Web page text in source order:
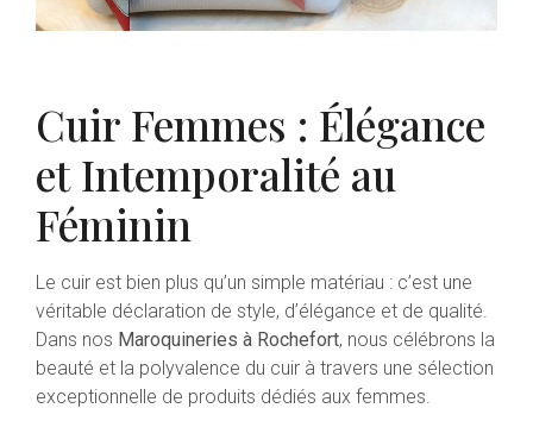
Cuir Femmes : Élégance
et Intemporalité au
Féminin
Le cuir est bien plus qu’un simple matériau : c’est une
véritable déclaration de style, d’élégance et de qualité.
Dans nos Maroquineries à Rochefort, nous célébrons la
beauté et la polyvalence du cuir à travers une sélection
exceptionnelle de produits dédiés aux femmes.